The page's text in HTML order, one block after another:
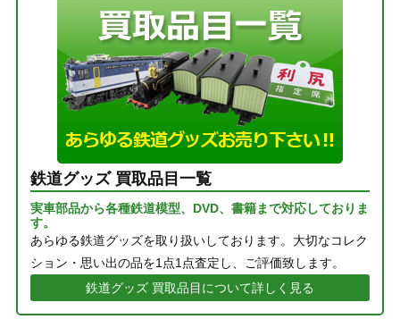
鉄道グッズ 買取品目一覧
実車部品から各種鉄道模型、DVD、書籍まで対応しておりま
す。
あらゆる鉄道グッズを取り扱いしております。大切なコレク
ション・思い出の品を1点1点査定し、ご評価致します。
鉄道グッズ 買取品目について詳しく見る